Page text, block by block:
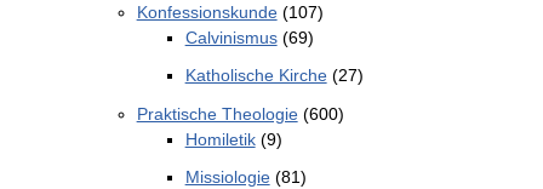
Konfessionskunde(107)
Calvinismus(69)
Katholische Kirche(27)
Praktische Theologie(600)
Homiletik(9)
Missiologie(81)